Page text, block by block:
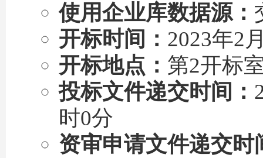
使用企业库数据源：
开标时间： 2023年2
开标地点： 第2开标
投标文件递交时间：
时0分
资审申请文件递交时